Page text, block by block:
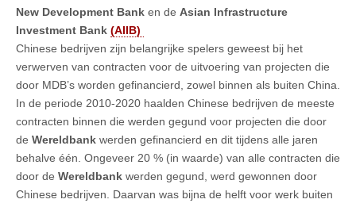
New Development Bank en de Asian Infrastructure
Investment Bank (AIIB)
Chinese bedrijven zijn belangrijke spelers geweest bij het
verwerven van contracten voor de uitvoering van projecten die
door MDB’s worden gefinancierd, zowel binnen als buiten China.
In de periode 2010-2020 haalden Chinese bedrijven de meeste
contracten binnen die werden gegund voor projecten die door
de Wereldbank werden gefinancierd en dit tijdens alle jaren
behalve één. Ongeveer 20 % (in waarde) van alle contracten die
door de Wereldbank werden gegund, werd gewonnen door
Chinese bedrijven. Daarvan was bijna de helft voor werk buiten